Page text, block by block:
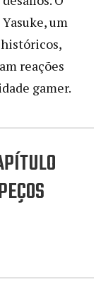
um
reações
gamer.